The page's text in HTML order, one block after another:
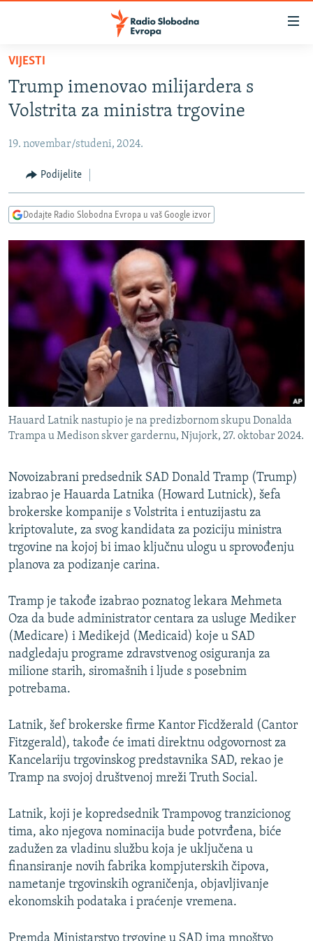
Pređite
glavni
sadržaj
na
navigaciju
Pređite
na
BOSNA I HERCEGOVINA
KOSOVO
CRNA GORA
VIDEO
FOTOGALERIJE
INFOGRAFIKE
PODCASTI
RAT U UKRAJINI
KINA NA BALKANU
RSE PRIČE IZ SVIJETA
ISPRIČAJ MI
DNEVNO@RSE
SPECIJALI RSE
VIŠE OD NASLOVA
GENOCID U SREBRENICI
TV LIBERTY
POST SCRIPTUM
MOJA EVROPA
TRI DECENIJE OD RATA U BIH
NASTANAK I RASPAD JUGOSLAVIJE
PRATITE NAS
Sve RFE/RL stranice
VIJESTI
Trump imenovao milijardera s
Volstrita za ministra trgovine
19. novembar/studeni, 2024.
Podijelite
Dodajte Radio Slobodna Evropa u vaš Google izvor
Hauard Latnik nastupio je na predizbornom skupu Donalda
Trampa u Medison skver gardernu, Njujork, 27. oktobar 2024.
Novoizabrani predsednik SAD Donald Tramp (Trump)
izabrao je Hauarda Latnika (Howard Lutnick), šefa
brokerske kompanije s Volstrita i entuzijastu za
kriptovalute, za svog kandidata za poziciju ministra
trgovine na kojoj bi imao ključnu ulogu u sprovođenju
planova za podizanje carina.
Tramp je takođe izabrao poznatog lekara Mehmeta
Oza da bude administrator centara za usluge Mediker
(Medicare) i Medikejd (Medicaid) koje u SAD
nadgledaju programe zdravstvenog osiguranja za
milione starih, siromašnih i ljude s posebnim
potrebama.
Latnik, šef brokerske firme Kantor Ficdžerald (Cantor
Fitzgerald), takođe će imati direktnu odgovornost za
Kancelariju trgovinskog predstavnika SAD, rekao je
Tramp na svojoj društvenoj mreži Truth Social.
Latnik, koji je kopredsednik Trampovog tranzicionog
tima, ako njegova nominacija bude potvrđena, biće
zadužen za vladinu službu koja je uključena u
finansiranje novih fabrika kompjuterskih čipova,
nametanje trgovinskih ograničenja, objavljivanje
ekonomskih podataka i praćenje vremena.